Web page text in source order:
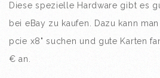
Diese spezielle Hardware gibt es
bei eBay zu kaufen. Dazu kann
pcie x8" suchen und gute Karten
€ an.